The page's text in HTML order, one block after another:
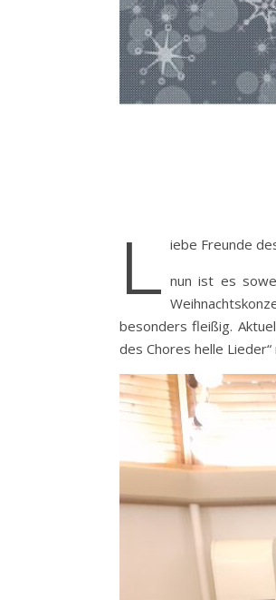
L iebe Freunde
nun ist es
besonders fleißig.
des Chores helle